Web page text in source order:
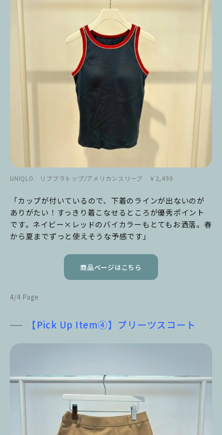
UNIQLO リブブラトップ/アメリカンスリーブ ￥2,490
「カップが付いているので、下着のラインが出ないのが
ありがたい！すっきり着こなせるところが優秀ポイント
です。ネイビー×レッドのバイカラーもとてもお洒落。春
から夏までずっと使えそうな予感です」
商品ページはこちら
4/4 Page
【Pick Up Item④】プリーツスコート